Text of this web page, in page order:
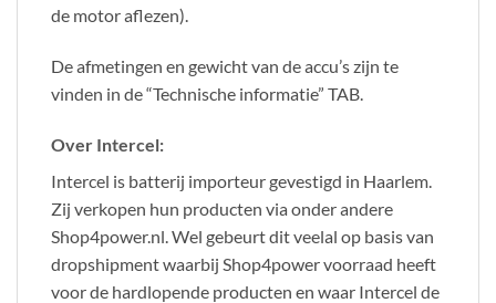
de motor aflezen).
De afmetingen en gewicht van de accu’s zijn te
vinden in de “Technische informatie” TAB.
Over Intercel:
Intercel is batterij importeur gevestigd in Haarlem.
Zij verkopen hun producten via onder andere
Shop4power.nl. Wel gebeurt dit veelal op basis van
dropshipment waarbij Shop4power voorraad heeft
voor de hardlopende producten en waar Intercel de